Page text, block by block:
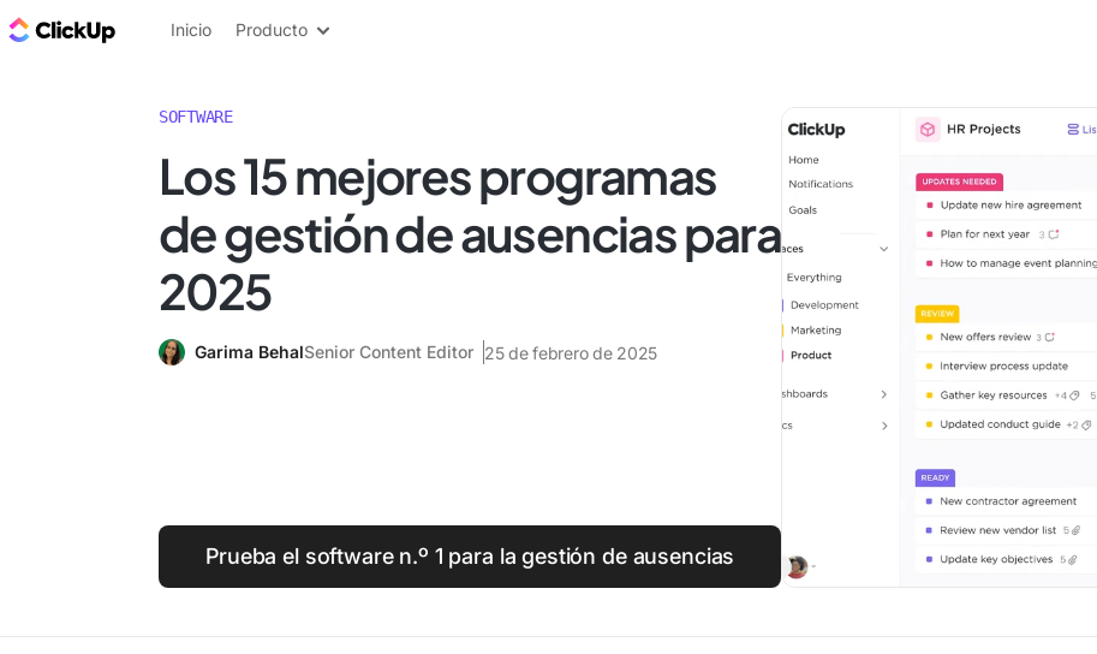
ClickUp Blog
Inicio Producto
SOFTWARE
Los 15 mejores programas
de gestión de ausencias para
2025
Garima BehalSenior Content Editor 25 de febrero de 2025
Prueba el software n.º 1 para la gestión de ausencias